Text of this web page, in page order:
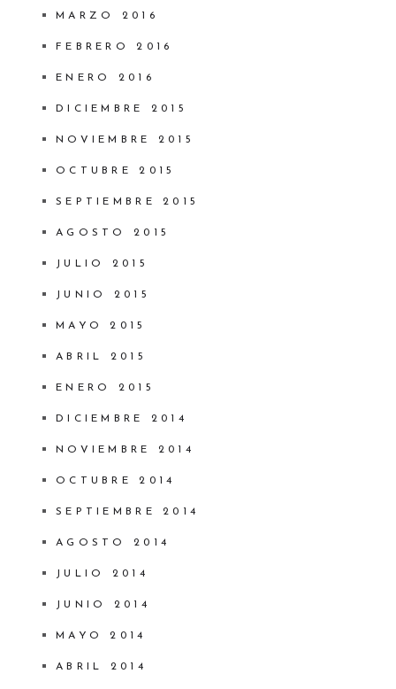
MARZO 2016
FEBRERO 2016
ENERO 2016
DICIEMBRE 2015
NOVIEMBRE 2015
OCTUBRE 2015
SEPTIEMBRE 2015
AGOSTO 2015
JULIO 2015
JUNIO 2015
MAYO 2015
ABRIL 2015
ENERO 2015
DICIEMBRE 2014
NOVIEMBRE 2014
OCTUBRE 2014
SEPTIEMBRE 2014
AGOSTO 2014
JULIO 2014
JUNIO 2014
MAYO 2014
ABRIL 2014